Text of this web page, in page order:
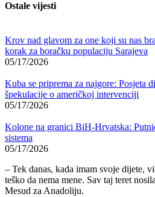
Ostale vijesti
Krov nad glavom za one koji su nas
korak za boračku populaciju Sarajeva
05/17/2026
Kuba se priprema za najgore: Posjeta
špekulacije o američkoj intervenciji
05/17/2026
Kolone na granici BiH-Hrvatska:
sistema
05/17/2026
– Tek danas, kada imam svoje dijete,
teško da nema mene. Sav taj teret
Mesud za Anadoliju.